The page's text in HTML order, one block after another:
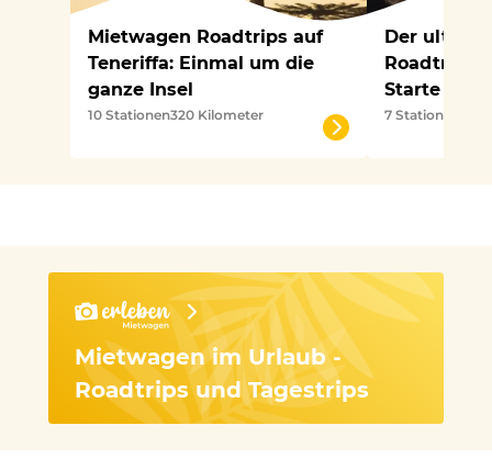
Mietwagen Roadtrips auf
Teneriffa: Einmal um die
ganze Insel
10 Stationen320 Kilometer
Der
Roadtrip
Starte
7 Stationen
Mietwagen im Urlaub -
Roadtrips und Tagestrips